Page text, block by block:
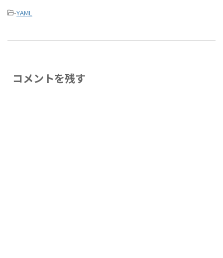
-YAML
コメントを残す